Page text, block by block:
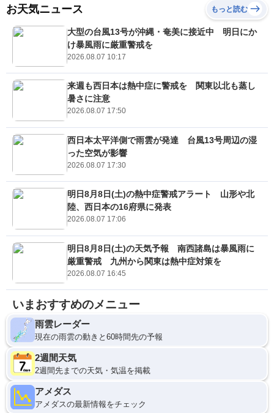
お天気ニュース もっと読む
大型の台風13号が沖縄・奄美に接近中 明日にか
け暴風雨に厳重警戒を
2026.08.07 10:17
来週も西日本は熱中症に警戒を 関東以北も蒸し
暑さに注意
2026.08.07 17:50
西日本太平洋側で雨雲が発達 台風13号周辺の湿
った空気が影響
2026.08.07 17:30
明日8月8日(土)の熱中症警戒アラート 山形や北
陸、西日本の16府県に発表
2026.08.07 17:06
明日8月8日(土)の天気予報 南西諸島は暴風雨に
厳重警戒 九州から関東は熱中症対策を
2026.08.07 16:45
いまおすすめのメニュー
雨雲レーダー
現在の雨雲の動きと60時間先の予報
2週間天気
2週間先までの天気・気温を掲載
アメダス
アメダスの最新情報をチェック